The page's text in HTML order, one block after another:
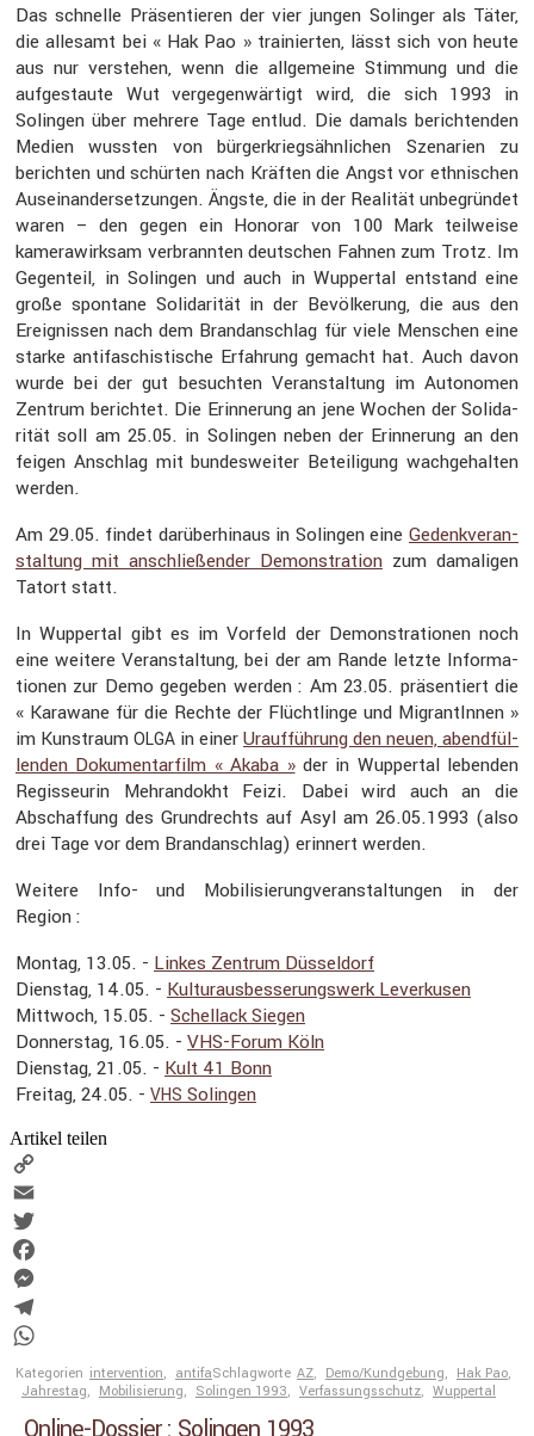
Das schnelle Präsen­tieren der vier jungen Solinger als Täter,
die allesamt bei « Hak Pao » trainierten, lässt sich von heute
aus nur verstehen, wenn die allge­meine Stimmung und die
aufge­staute Wut verge­gen­wär­tigt wird, die sich 1993 in
Solingen über mehrere Tage entlud. Die damals berich­tenden
Medien wussten von bürger­kriegs­ähn­li­chen Szena­rien zu
berichten und schürten nach Kräften die Angst vor ethni­schen
Ausein­an­der­set­zungen. Ängste, die in der Realität unbegründet
waren – den gegen ein Honorar von 100 Mark teilweise
kamera­wirksam verbrannten deutschen Fahnen zum Trotz. Im
Gegen­teil, in Solingen und auch in Wuppertal entstand eine
große spontane Solida­rität in der Bevöl­ke­rung, die aus den
Ereig­nissen nach dem Brand­an­schlag für viele Menschen eine
starke antifa­schis­ti­sche Erfah­rung gemacht hat. Auch davon
wurde bei der gut besuchten Veran­stal­tung im Autonomen
Zentrum berichtet. Die Erinne­rung an jene Wochen der Solida­
rität soll am 25.05. in Solingen neben der Erinne­rung an den
feigen Anschlag mit bundes­weiter Betei­li­gung wachge­halten
werden.
Am 29.05. findet darüber­hinaus in Solingen eine Gedenk­ver­an­
stal­tung mit anschlie­ßender Demons­tra­tion zum damaligen
Tatort statt.
In Wuppertal gibt es im Vorfeld der Demons­tra­tionen noch
eine weitere Veran­stal­tung, bei der am Rande letzte Infor­ma­
tionen zur Demo gegeben werden : Am 23.05. präsen­tiert die
« Karawane für die Rechte der Flücht­linge und Migran­tInnen »
im Kunst­raum OLGA in einerUrauf­füh­rung den neuen, abend­fül­
lenden Dokumen­tar­film « Akaba »der in Wuppertal lebenden
Regis­seurin Mehran­dokht Feizi. Dabei wird auch an die
Abschaf­fung des Grund­rechts auf Asyl am 26.05.1993 (also
drei Tage vor dem Brand­an­schlag) erinnert werden.
Weitere Info- und Mobili­sie­rungver­an­stal­tungen in der
Region :
Montag, 13.05. - Linkes Zentrum Düssel­dorf
Dienstag, 14.05. - Kultur­aus­bes­se­rungs­werk Lever­kusen
Mittwoch, 15.05. - Schel­lack Siegen
Donnerstag, 16.05. - VHS-Forum Köln
Dienstag, 21.05. - Kult 41 Bonn
Freitag, 24.05. - VHS Solingen
Artikel teilen
Copy
Link
Email
Twitter
Facebook
Messenger
Telegram
WhatsApp
Kategorien intervention, antifaSchlagworte AZ, Demo/Kundgebung, Hak Pao,
Jahrestag, Mobilisierung, Solingen 1993, Verfassungsschutz, Wuppertal
Online-Dossier : Solingen 1993